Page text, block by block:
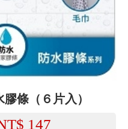
條（６片入）
147